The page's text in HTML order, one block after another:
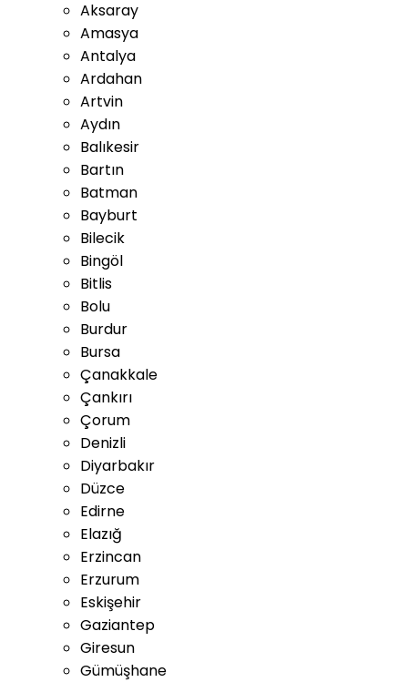
Aksaray
Amasya
Antalya
Ardahan
Artvin
Aydın
Balıkesir
Bartın
Batman
Bayburt
Bilecik
Bingöl
Bitlis
Bolu
Burdur
Bursa
Çanakkale
Çankırı
Çorum
Denizli
Diyarbakır
Düzce
Edirne
Elazığ
Erzincan
Erzurum
Eskişehir
Gaziantep
Giresun
Gümüşhane